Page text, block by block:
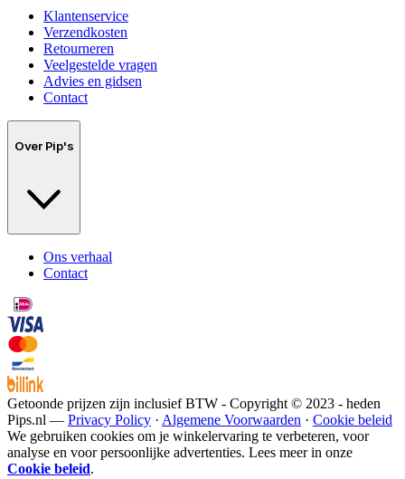
Klantenservice
Verzendkosten
Retourneren
Veelgestelde vragen
Advies en gidsen
Contact
Over Pip's
Ons verhaal
Contact
Getoonde prijzen zijn inclusief BTW - Copyright © 2023 - heden
Pips.nl — Privacy Policy · Algemene Voorwaarden · Cookie beleid
We gebruiken cookies om je winkelervaring te verbeteren, voor
analyse en voor persoonlijke advertenties. Lees meer in onze
Cookie beleid.